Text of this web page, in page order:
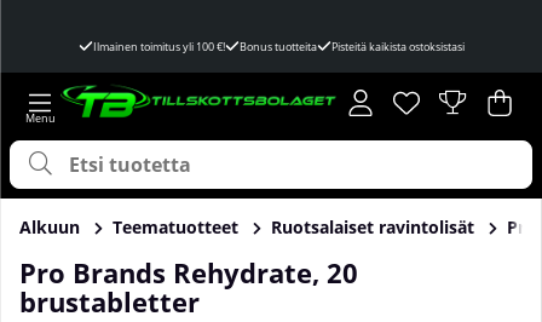
Ilmainen toimitus yli 100 €! Bonus tuotteita Pisteitä kaikista ostoksistasi
Toivelista
Lukumäärä
. .
Alkuun Teematuotteet Ruotsalaiset ravintolisät Pro
Pro Brands Rehydrate, 20
brustabletter